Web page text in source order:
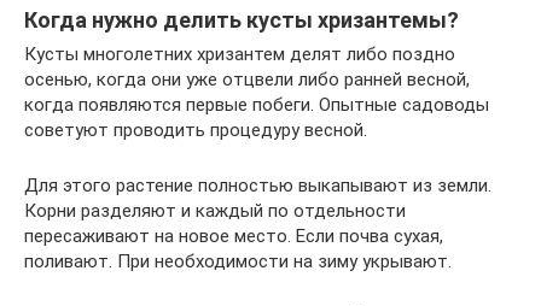
Когда нужно делить кусты хризантемы?
Кусты многолетних хризантем делят либо поздно
осенью, когда они уже отцвели либо ранней весной,
когда появляются первые побеги. Опытные садоводы
советуют проводить процедуру весной.
Для этого растение полностью выкапывают из земли.
Корни разделяют и каждый по отдельности
пересаживают на новое место. Если почва сухая,
поливают. При необходимости на зиму укрывают.